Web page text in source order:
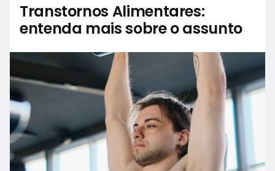
Transtornos Alimentares:
entenda mais sobre o assunto